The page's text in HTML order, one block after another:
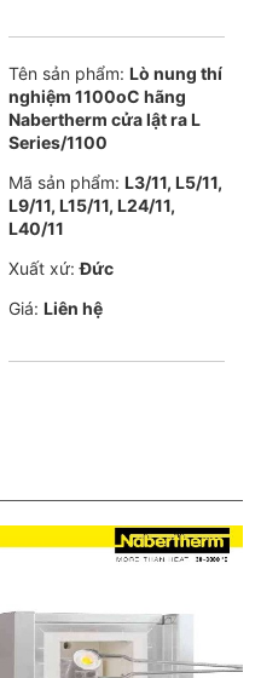
Tên sản phẩm: Lò nung thí
nghiệm 1100oC hãng
Nabertherm cửa lật ra L
Series/1100
Mã sản phẩm: L3/11, L5/11,
L9/11, L15/11, L24/11,
L40/11
Xuất xứ: Đức
Giá: Liên hệ